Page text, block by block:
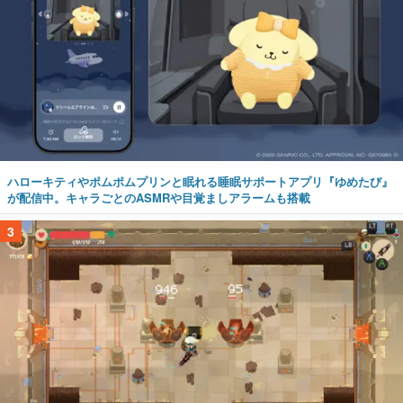
ハローキティやポムポムプリンと眠れる睡眠サポートアプリ『ゆめたび』
が配信中。キャラごとのASMRや目覚ましアラームも搭載
3